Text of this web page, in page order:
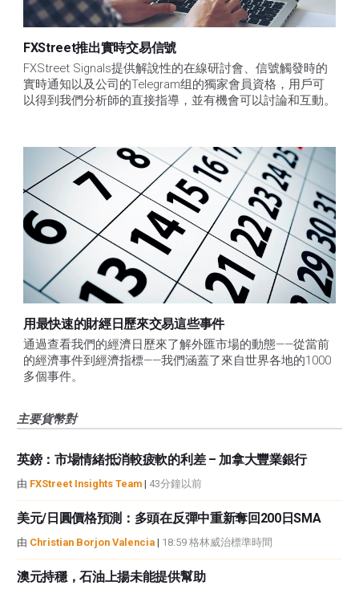
FXStreet推出實時交易信號
FXStreet Signals提供解說性的在線研討會、信號觸發時的
實時通知以及公司的Telegram组的獨家會員資格，用戶可
以得到我們分析師的直接指導，並有機會可以討論和互動。
用最快速的財經日歷來交易這些事件
通過查看我們的經濟日歷來了解外匯市場的動態——從當前
的經濟事件到經濟指標——我們涵蓋了來自世界各地的1000
多個事件。
主要貨幣對
英鎊：市場情緒抵消較疲軟的利差 – 加拿大豐業銀行
由 FXStreet Insights Team | 43分鐘以前
美元/日圓價格預測：多頭在反彈中重新奪回200日SMA
由 Christian Borjon Valencia | 18:59 格林威治標準時間
澳元持穩，石油上揚未能提供幫助